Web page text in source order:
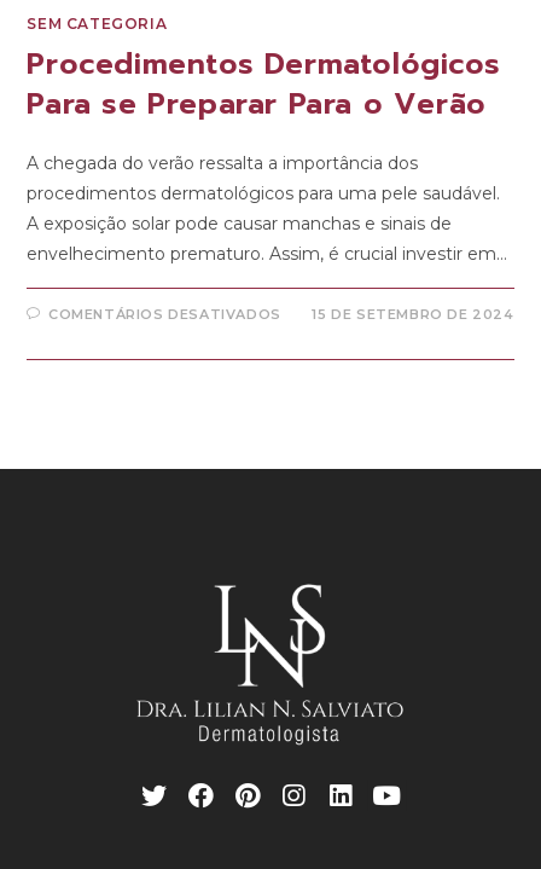
SEM CATEGORIA
Procedimentos Dermatológicos
Para se Preparar Para o Verão
A chegada do verão ressalta a importância dos
procedimentos dermatológicos para uma pele saudável.
A exposição solar pode causar manchas e sinais de
envelhecimento prematuro. Assim, é crucial investir em…
COMENTÁRIOS DESATIVADOS 15 DE SETEMBRO DE 2024